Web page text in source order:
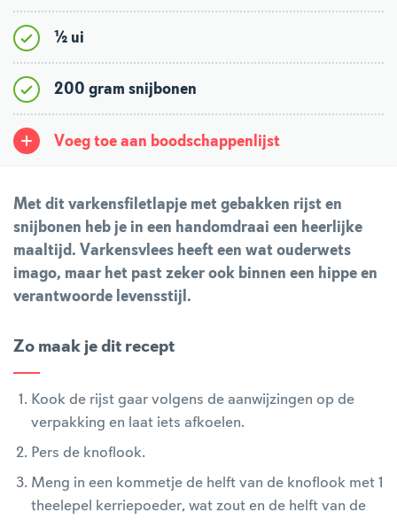
½ ui
200 gram snijbonen
Voeg toe aan boodschappenlijst
Met dit varkensfiletlapje met gebakken rijst en
snijbonen heb je in een handomdraai een heerlijke
maaltijd. Varkensvlees heeft een wat ouderwets
imago, maar het past zeker ook binnen een hippe en
verantwoorde levensstijl.
Zo maak je dit recept
Kook de rijst gaar volgens de aanwijzingen op de
verpakking en laat iets afkoelen.
Pers de knoflook.
Meng in een kommetje de helft van de knoflook met 1
theelepel kerriepoeder, wat zout en de helft van de